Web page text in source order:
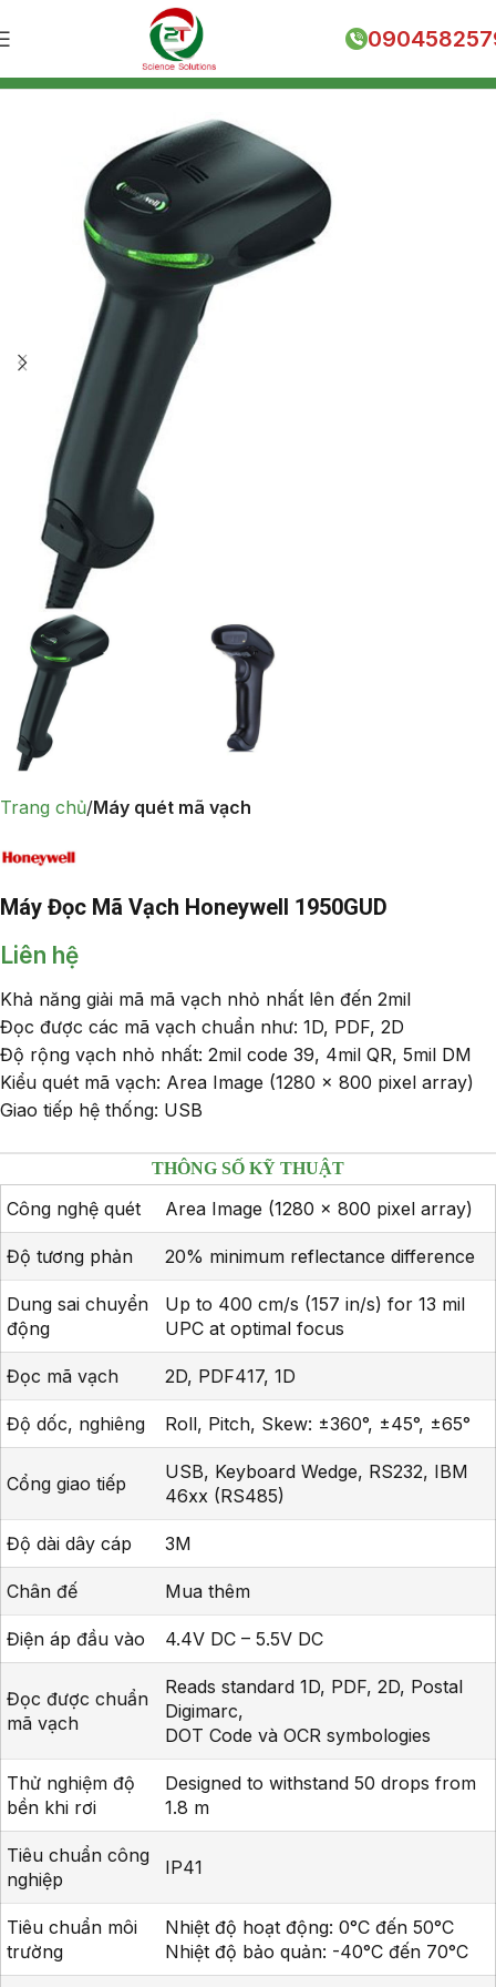
Trang chủ Máy quét mã vạch
Máy Đọc Mã Vạch Honeywell 1950GUD
Liên hệ
Khả năng giải mã mã vạch nhỏ nhất lên đến 2mil
Đọc được các mã vạch chuẩn như: 1D, PDF, 2D
Độ rộng vạch nhỏ nhất: 2mil code 39, 4mil QR, 5mil DM
Kiểu quét mã vạch: Area Image (1280 x 800 pixel array)
Giao tiếp hệ thống: USB
THÔNG SỐ KỸ THUẬT
Công nghệ quét Area Image (1280 x 800 pixel array)
Độ tương phản 20% minimum reflectance difference
Dung sai chuyển
động
Up to 400 cm/s (157 in/s) for 13 mil
UPC at optimal focus
Đọc mã vạch 2D, PDF417, 1D
Độ dốc, nghiêng Roll, Pitch, Skew: ±360°, ±45°, ±65°
Cổng giao tiếp
USB, Keyboard Wedge, RS232, IBM
46xx (RS485)
Độ dài dây cáp 3M
Chân đế Mua thêm
Điện áp đầu vào 4.4V DC – 5.5V DC
Đọc được chuẩn
mã vạch
Reads standard 1D, PDF, 2D, Postal
Digimarc,
DOT Code và OCR symbologies
Thử nghiệm độ
bền khi rơi
Designed to withstand 50 drops from
1.8 m
Tiêu chuẩn công
nghiệp
IP41
Tiêu chuẩn môi
trường
Nhiệt độ hoạt động: 0°C đến 50°C
Nhiệt độ bảo quản: -40°C đến 70°C